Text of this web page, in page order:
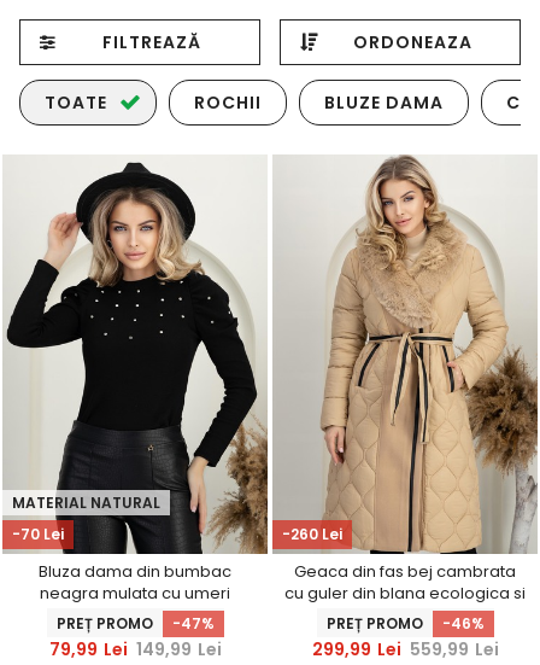
TOATE ROCHII BLUZE DAMA
FILTREAZĂ ORDONEAZA
-70 Lei
MATERIAL NATURAL
Bluza dama din bumbac
neagra mulata cu umeri
bufanti si aplicatii cu pietre
strass
PREȚ PROMO -47%
79,99 Lei 149,99 Lei
-260 Lei
Geaca din fas bej cambrata
cu guler din blana ecologica si
buzunare laterale
PREȚ PROMO -46%
299,99 Lei 559,99 Lei